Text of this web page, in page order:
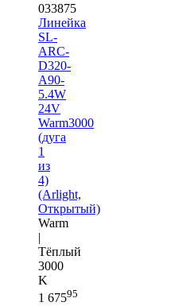
033875
Линейка
SL-
ARC-
D320-
A90-
5.4W
24V
Warm3000
(дуга
1
из
4)
(Arlight,
Открытый)
Warm
|
Тёплый
3000
K
1 67595